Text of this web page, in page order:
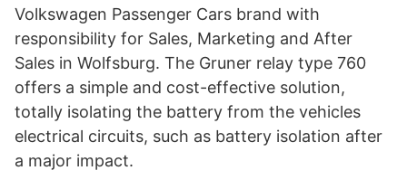
Volkswagen Passenger Cars brand with
responsibility for Sales, Marketing and After
Sales in Wolfsburg. The Gruner relay type 760
offers a simple and cost-effective solution,
totally isolating the battery from the vehicles
electrical circuits, such as battery isolation after
a major impact.